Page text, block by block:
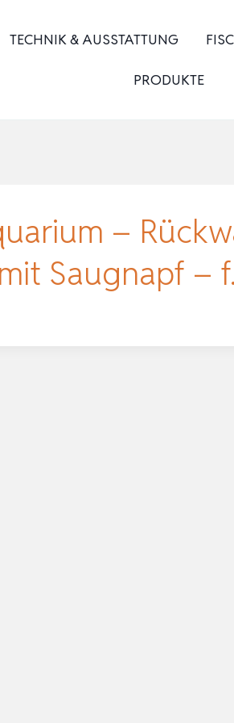
TECHNIK & AUSSTATTUNG
PRODUKTE
–
Saugnapf –